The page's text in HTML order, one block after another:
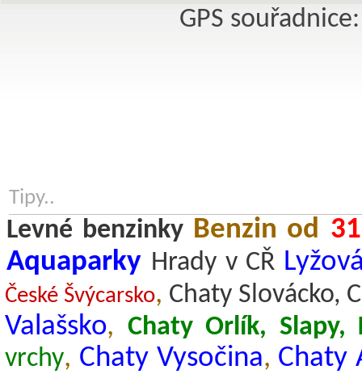
GPS
Tipy..
Levné benzinkyBenzin od
Aquaparky Hrady v CŘ
České Švýcarsko, Chaty Slovácko,
Valašsko, Chaty Orlík, Slapy,
vrchy, Chaty Vysočina, Chaty